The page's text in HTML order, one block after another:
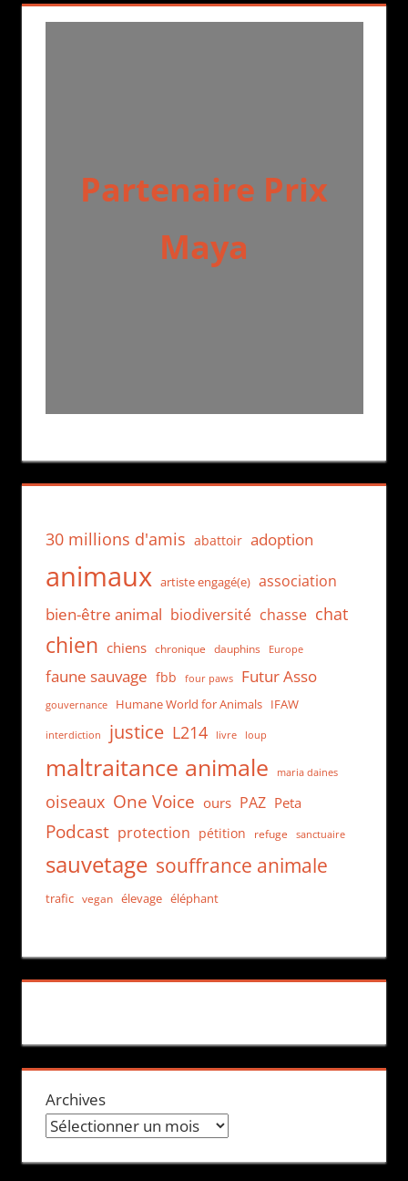
Partenaire Prix
Maya
30 millions d'amis abattoir adoption
animaux artiste engagé(e) association
bien-être animal biodiversité chasse chat
chien chiens chronique dauphins Europe
faune sauvage fbb four paws Futur Asso
gouvernance Humane World for Animals IFAW
interdiction justice L214 livre loup
maltraitance animale maria daines
oiseaux One Voice ours PAZ Peta
Podcast protection pétition refuge sanctuaire
sauvetage souffrance animale
trafic vegan élevage éléphant
Archives